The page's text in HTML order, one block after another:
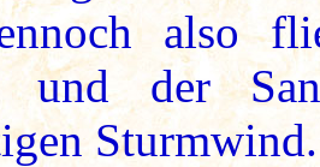
also
und der
Sturmwind.